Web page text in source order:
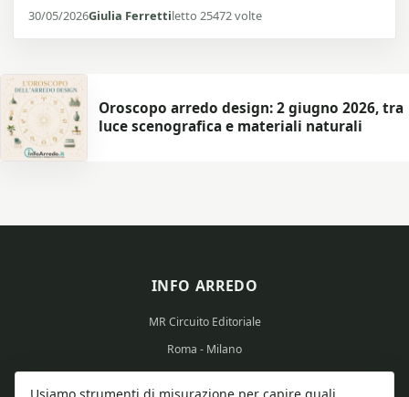
30/05/2026Giulia Ferrettiletto 25472 volte
Oroscopo arredo design: 2 giugno 2026, tra
luce scenografica e materiali naturali
INFO ARREDO
MR Circuito Editoriale
Roma - Milano
Partita IVA: 15569351008